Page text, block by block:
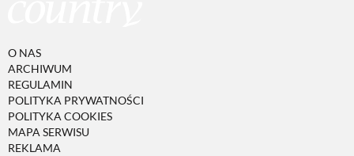
O NAS
ARCHIWUM
REGULAMIN
POLITYKA PRYWATNOŚCI
POLITYKA COOKIES
MAPA SERWISU
REKLAMA